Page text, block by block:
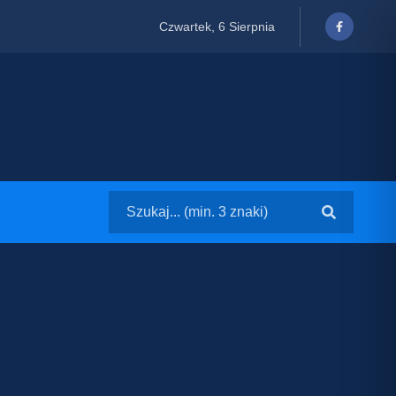
Czwartek, 6 Sierpnia